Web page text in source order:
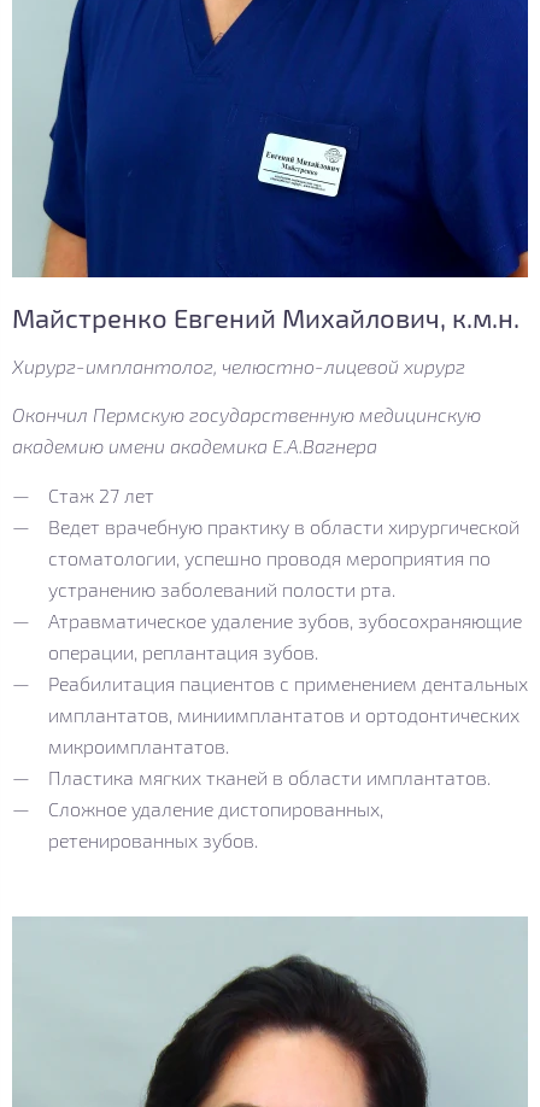
Майстренко Евгений Михайлович, к.м.н.
Хирург-имплантолог, челюстно-лицевой хирург
Окончил Пермскую государственную медицинскую
академию имени академика Е.А.Вагнера
Стаж 27 лет
Ведет врачебную практику в области хирургической
стоматологии, успешно проводя мероприятия по
устранению заболеваний полости рта.
Атравматическое удаление зубов, зубосохраняющие
операции, реплантация зубов.
Реабилитация пациентов с применением дентальных
имплантатов, миниимплантатов и ортодонтических
микроимплантатов.
Пластика мягких тканей в области имплантатов.
Сложное удаление дистопированных,
ретенированных зубов.